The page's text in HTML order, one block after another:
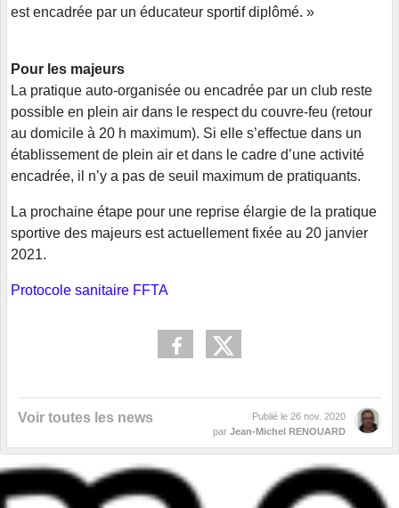
est encadrée par un éducateur sportif diplômé. »
Pour les majeurs
La pratique auto-organisée ou encadrée par un club reste
possible en plein air dans le respect du couvre-feu (retour
au domicile à 20 h maximum). Si elle s’effectue dans un
établissement de plein air et dans le cadre d’une activité
encadrée, il n’y a pas de seuil maximum de pratiquants.
La prochaine étape pour une reprise élargie de la pratique
sportive des majeurs est actuellement fixée au 20 janvier
2021.
Protocole sanitaire FFTA
Voir toutes les news Publié le 26 nov. 2020
par Jean-Michel RENOUARD